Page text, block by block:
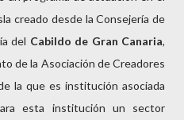
creado desde la Consejería de
del Cabildo de Gran Canaria,
de la Asociación de Creadores
la que es institución asociada
esta institución un sector